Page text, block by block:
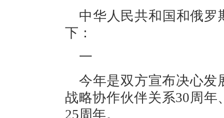
中华人民共和国和俄罗
下：
一
今年是双方宣布决心发
战略协作伙伴关系30周
25周年。